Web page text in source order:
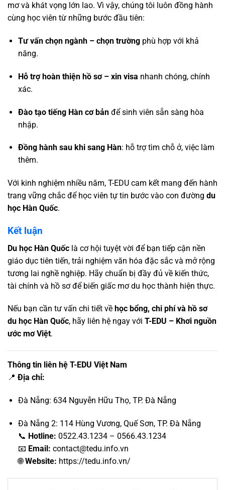
mơ và khát vọng lớn lao. Vì vậy, chúng tôi luôn đồng hành
cùng học viên từ những bước đầu tiên:
Tư vấn chọn ngành – chọn trườngphù hợp với khả
năng.
Hỗ trợ hoàn thiện hồ sơ – xin visa nhanh chóng, chính
xác.
Đào tạo tiếng Hàn cơ bảnđể sinh viên sẵn sàng hòa
nhập.
Đồng hành sau khi sang Hàn: hỗ trợ tìm chỗ ở, việc làm
thêm.
Với kinh nghiệm nhiều năm, T-EDU cam kết mang đến hành
trang vững chắc để học viên tự tin bước vào con đường du
học Hàn Quốc.
Kết luận
Du học Hàn Quốc là cơ hội tuyệt vời để bạn tiếp cận nền
giáo dục tiên tiến, trải nghiệm văn hóa đặc sắc và mở rộng
tương lai nghề nghiệp. Hãy chuẩn bị đầy đủ về kiến thức,
tài chính và hồ sơ để biến giấc mơ du học thành hiện thực.
Nếu bạn cần tư vấn chi tiết về học bổng, chi phí và hồ sơ
du học Hàn Quốc, hãy liên hệ ngay với T-EDU – Khơi nguồn
ước mơ Việt.
Thông tin liên hệ T-EDU Việt Nam
📍 Địa chỉ:
Đà Nẵng: 634 Nguyễn Hữu Thọ, TP. Đà Nẵng
Đà Nẵng 2: 114 Hùng Vương, Quế Sơn, TP. Đà Nẵng
📞 Hotline: 0522.43.1234 – 0566.43.1234
📧 Email: contact@tedu.info.vn
🌐Website: https://tedu.info.vn/